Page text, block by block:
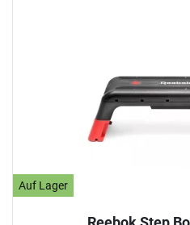
Auf Lager